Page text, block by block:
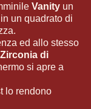
Vanity un
un quadrato di
ed allo stesso
Zirconia di
si apre a
lo rendono